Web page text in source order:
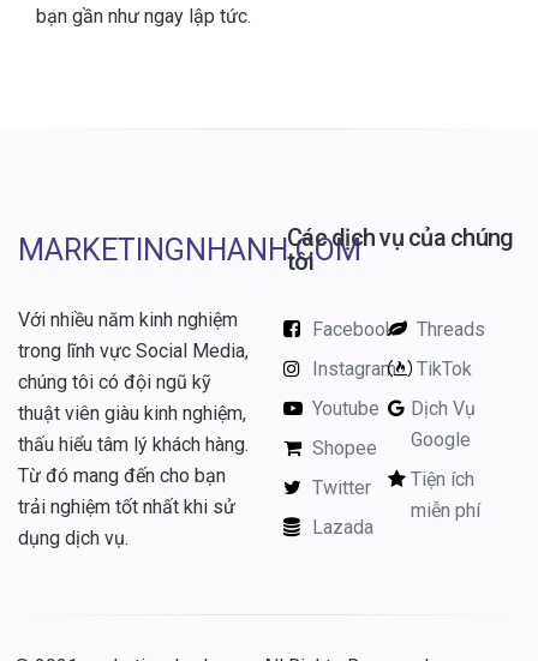
bạn gần như ngay lập tức.
MARKETINGNHANH.COM
Với nhiều năm kinh nghiệm
trong lĩnh vực Social Media,
chúng tôi có đội ngũ kỹ
thuật viên giàu kinh nghiệm,
thấu hiểu tâm lý khách hàng.
Từ đó mang đến cho bạn
trải nghiệm tốt nhất khi sử
dụng dịch vụ.
Các dịch vụ của chúng
tôi
Facebook
Instagram
Youtube
Shopee
Twitter
Lazada
Threads
TikTok
Dịch Vụ
Google
Tiện ích
miễn phí
Zalo